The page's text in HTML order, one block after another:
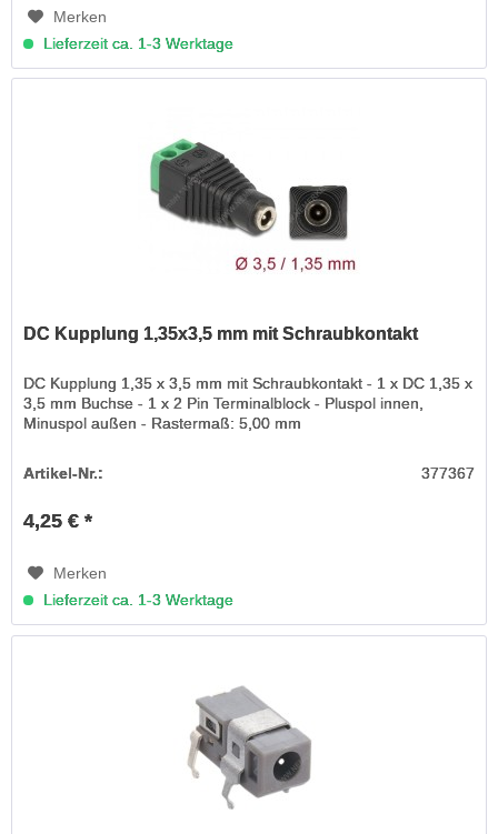
Merken
Lieferzeit ca. 1-3 Werktage
DC Kupplung 1,35x3,5 mm mit Schraubkontakt
DC Kupplung 1,35 x 3,5 mm mit Schraubkontakt - 1 x DC 1,35 x
3,5 mm Buchse - 1 x 2 Pin Terminalblock - Pluspol innen,
Minuspol außen - Rastermaß: 5,00 mm
Artikel-Nr.: 377367
4,25 € *
Merken
Lieferzeit ca. 1-3 Werktage